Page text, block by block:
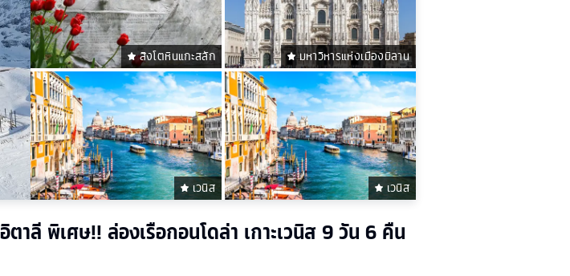
สิงโตหินแกะสลัก มหาวิหารแห่งเมืองมิลาน
เวนิส เวนิส
าลี พิเศษ!! ล่องเรือกอนโดล่า เกาะเวนิส 9 วัน 6 คืน